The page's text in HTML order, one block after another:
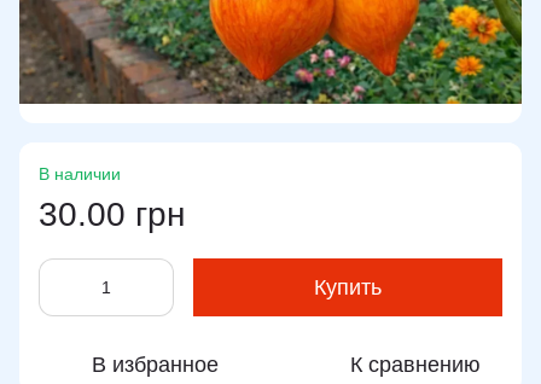
В наличии
30.00 грн
Купить
В избранное К сравнению